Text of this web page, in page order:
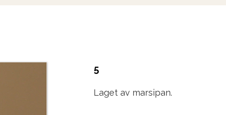
5
Laget av marsipan.